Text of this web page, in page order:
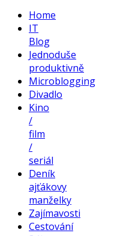
Home
IT
Blog
Jednoduše
produktivně
Microblogging
Divadlo
Kino
/
film
/
seriál
Deník
ajťákovy
manželky
Zajímavosti
Cestování